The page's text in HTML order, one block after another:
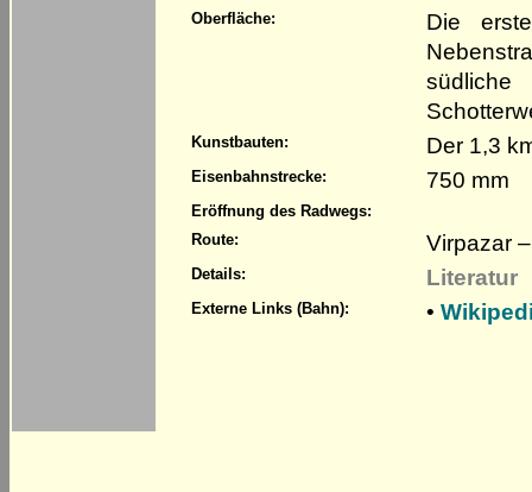
Oberfläche:
Die
Kunstbauten: Der 1,3
Eisenbahnstrecke: 750 mm
Eröffnung des Radwegs:
Route:
Virpazar
Details: Literatur
Externe Links (Bahn): •